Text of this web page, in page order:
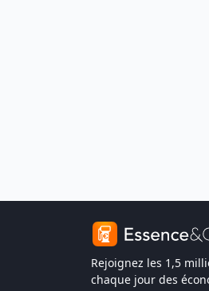
Rejoignez les 1,5
chaque jour des